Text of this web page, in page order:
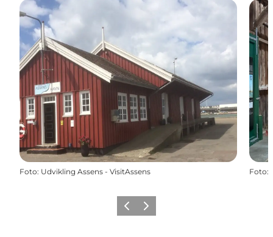
Foto: Udvikling Assens - VisitAssens Foto:
ForrigeNæste